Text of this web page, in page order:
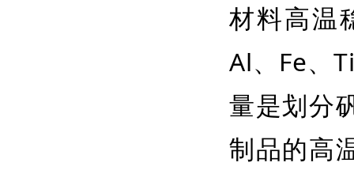
材料高温
Al、Fe、
量是划分
制品的高